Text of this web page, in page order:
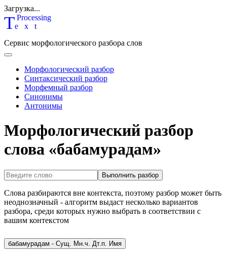
Загрузка...
Text
Processing
Сервис морфологического разбора слов
Морфологический разбор
Синтаксический разбор
Морфемный разбор
Синонимы
Антонимы
Морфологический разбор
слова «бабамурадам»
Выполнить разбор
Слова разбираются вне контекста, поэтому разбор может быть
неоднозначный - алгоритм выдаст несколько вариантов
разбора, среди которых нужно выбрать в соответствии с
вашим контекстом
бабамурадам - Сущ. Мн.ч. Дт.п. Имя